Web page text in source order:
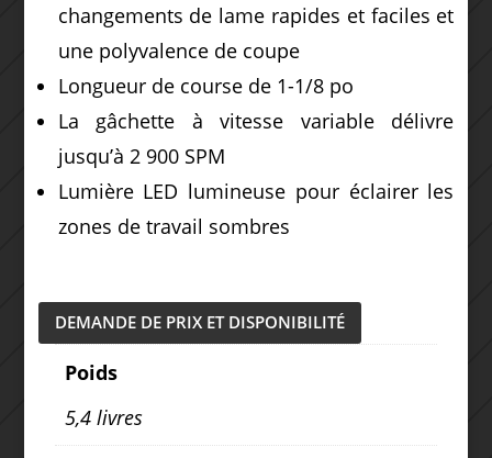
changements de lame rapides et faciles et
une polyvalence de coupe
Longueur de course de 1-1/8 po
La gâchette à vitesse variable délivre
jusqu’à 2 900 SPM
Lumière LED lumineuse pour éclairer les
zones de travail sombres
DEMANDE DE PRIX ET DISPONIBILITÉ
Poids
5,4 livres